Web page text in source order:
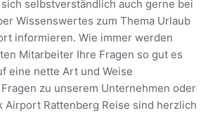
selbstverständlich auch gerne bei
Wissenswertes zum Thema Urlaub
informieren. Wie immer werden
Mitarbeiter Ihre Fragen so gut es
eine nette Art und Weise
zu unserem Unternehmen oder
Airport Rattenberg Reise sind herzlich